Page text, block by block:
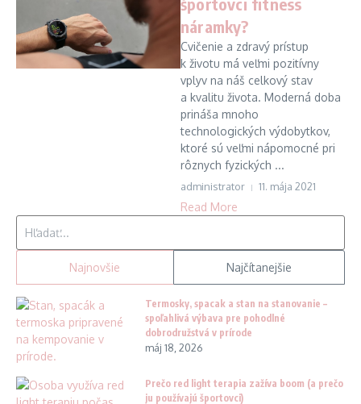
náramky?
Cvičenie a zdravý prístup
k životu má veľmi pozitívny
vplyv na náš celkový stav
a kvalitu života. Moderná doba
prináša mnoho
technologických výdobytkov,
ktoré sú veľmi nápomocné pri
rôznych fyzických ...
administrator 11. mája 2021
Read More
Najnovšie Najčítanejšie
Termosky, spacak a stan na stanovanie –
spoľahlivá výbava pre pohodlné
dobrodružstvá v prírode
máj 18, 2026
Prečo red light terapia zažíva boom (a prečo
ju používajú športovci)